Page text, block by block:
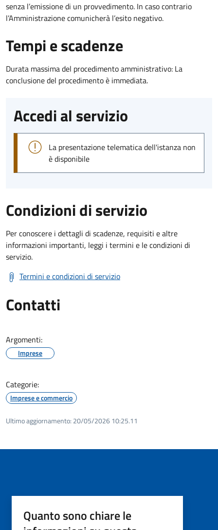
senza l’emissione di un provvedimento. In caso contrario
l’Amministrazione comunicherà l’esito negativo.
Tempi e scadenze
Durata massima del procedimento amministrativo: La
conclusione del procedimento è immediata.
Accedi al servizio
La presentazione telematica dell'istanza non
è disponibile
Condizioni di servizio
Per conoscere i dettagli di scadenze, requisiti e altre
informazioni importanti, leggi i termini e le condizioni di
servizio.
Termini e condizioni di servizio
Contatti
Argomenti:
Imprese
Categorie:
Imprese e commercio
Ultimo aggiornamento: 20/05/2026 10:25.11
Quanto sono chiare le